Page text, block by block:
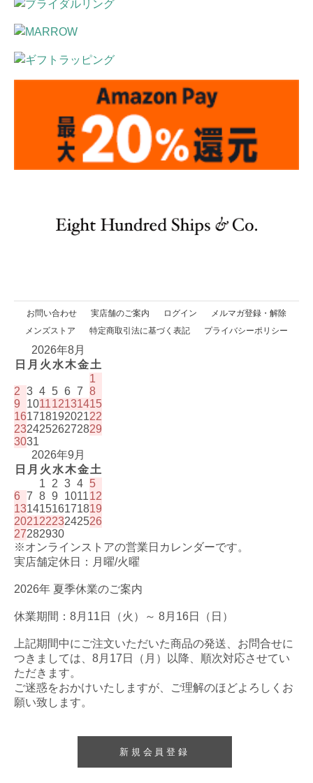
お問い合わせ 実店舗のご案内 ログイン
メルマガ登録・解除
メンズストア
特定商取引法に基づく表記 プライバシーポリシー
2026年8月
日 月 火 水木金土
1
2 3 4 5 6 7 8
9
101112131415
16171819202122
23242526272829
3031
2026年9月
日 月 火 水木金土
1
2 3 4 5
6 7 8 9 101112
13141516171819
20212223242526
27282930
※オンラインストアの営業日カレンダーです。
実店舗定休日：月曜/火曜
2026年 夏季休業のご案内
休業期間：8月11日（火）～ 8月16日（日）
上記期間中にご注文いただいた商品の発送、お問合せに
つきましては、8月17日（月）以降、順次対応させてい
ただきます。
ご迷惑をおかけいたしますが、ご理解のほどよろしくお
願い致します。
新規会員登録